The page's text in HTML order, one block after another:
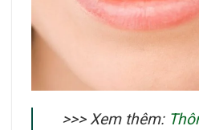
>>> Xem thêm: